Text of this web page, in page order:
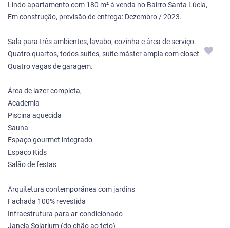
Lindo apartamento com 180 m² à venda no Bairro Santa Lúcia,
Em construção, previsão de entrega: Dezembro / 2023.
Sala para três ambientes, lavabo, cozinha e área de serviço.
Quatro quartos, todos suítes, suíte máster ampla com closet.
Quatro vagas de garagem.
Área de lazer completa,
Academia
Piscina aquecida
Sauna
Espaço gourmet integrado
Espaço Kids
Salão de festas
Arquitetura contemporânea com jardins
Fachada 100% revestida
Infraestrutura para ar-condicionado
Janela Solarium (do chão ao teto)